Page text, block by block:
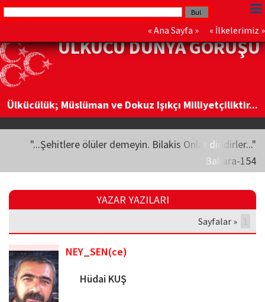
« Ana Sayfa » « İlkelerimiz »
ÜLKÜCÜ DÜNYA GÖRÜŞÜ
Ülkücülük; Müslüman ve Dokuz Işıkçı Milliyetçiliktir...
"...Şehitlere ölüler demeyin. Bilakis Onlar diridirler..."
Bakara-154
YAZAR YAZILARI
Sayfalar »
NEY_SEN(ce)
Hüdai KUŞ